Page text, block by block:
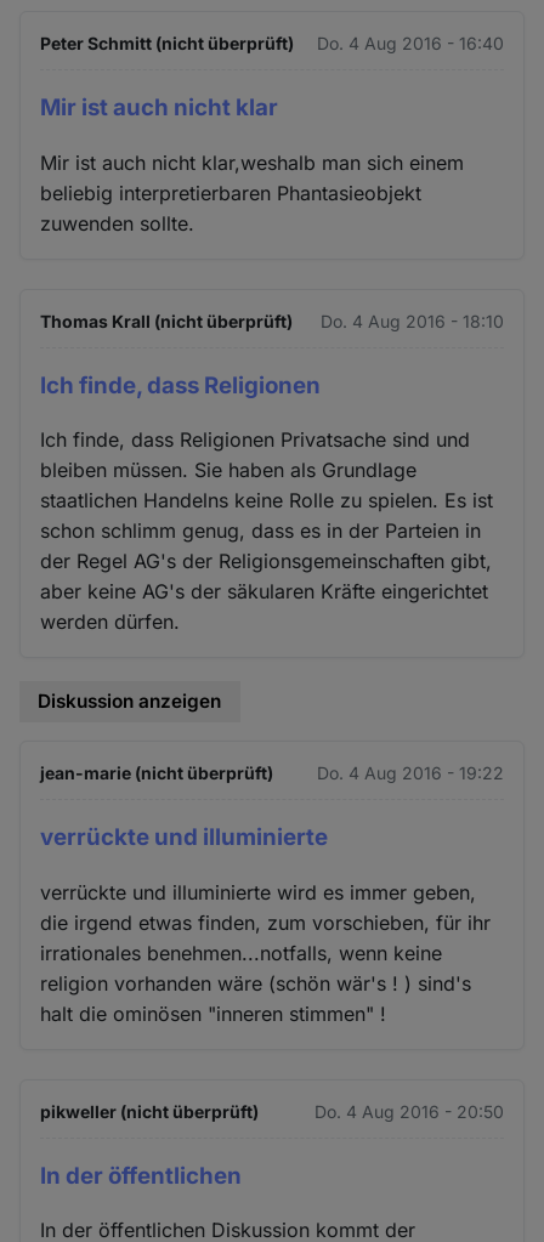
Peter Schmitt (nicht überprüft) Do. 4 Aug 2016 - 16:40
Mir ist auch nicht klar
Mir ist auch nicht klar,weshalb man sich einem
beliebig interpretierbaren Phantasieobjekt
zuwenden sollte.
Thomas Krall (nicht überprüft) Do. 4 Aug 2016 - 18:10
Ich finde, dass Religionen
Ich finde, dass Religionen Privatsache sind und
bleiben müssen. Sie haben als Grundlage
staatlichen Handelns keine Rolle zu spielen. Es ist
schon schlimm genug, dass es in der Parteien in
der Regel AG's der Religionsgemeinschaften gibt,
aber keine AG's der säkularen Kräfte eingerichtet
werden dürfen.
Diskussion anzeigen
jean-marie (nicht überprüft) Do. 4 Aug 2016 - 19:22
verrückte und illuminierte
verrückte und illuminierte wird es immer geben,
die irgend etwas finden, zum vorschieben, für ihr
irrationales benehmen...notfalls, wenn keine
religion vorhanden wäre (schön wär's ! ) sind's
halt die ominösen "inneren stimmen" !
pikweller (nicht überprüft) Do. 4 Aug 2016 - 20:50
In der öffentlichen
In der öffentlichen Diskussion kommt der